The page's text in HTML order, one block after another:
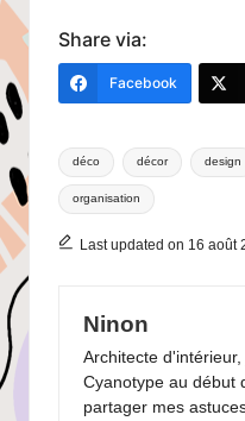
Share via:
Facebook
Tags:
déco décor design
organisation
Last updated on 16 août
Ninon
Architecte
Cyanotype au début
partager mes